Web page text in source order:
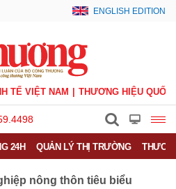
ENGLISH EDITION
TẾ VIỆT NAM THƯƠNG HIỆU QUỐC
24H QUẢN LÝ THỊ TRƯỜNG
nông thôn tiêu biểu